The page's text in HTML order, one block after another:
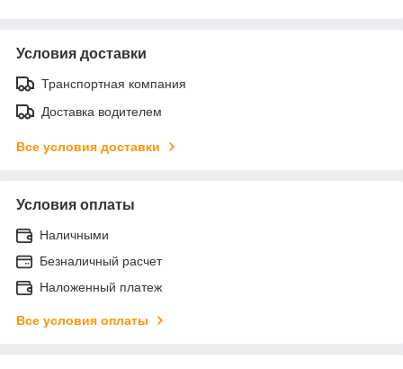
Условия доставки
Транспортная компания
Доставка водителем
Все условия доставки
Условия оплаты
Наличными
Безналичный расчет
Наложенный платеж
Все условия оплаты